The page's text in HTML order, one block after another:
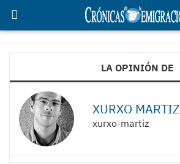
LA OPINIÓN DE
XURXO MARTIZ
xurxo-martiz